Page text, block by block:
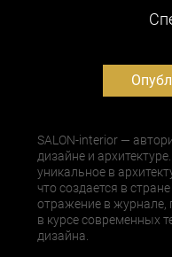
SALON-interior —
дизайне и
уникальное в
что создается в
отражение в журнале,
в курсе современных
дизайна.